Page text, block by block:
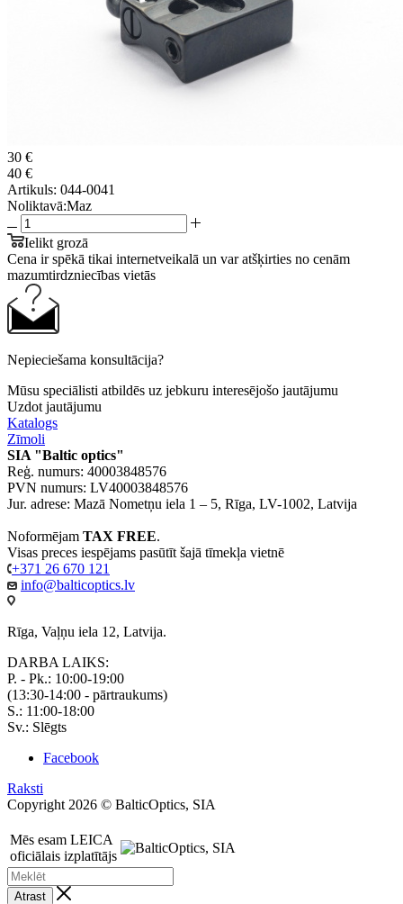
30 €
40 €
Artikuls: 044-0041
Noliktavā:Maz
Ielikt grozā
Cena ir spēkā tikai internetveikalā un var atšķirties no cenām
mazumtirdzniecības vietās
Nepieciešama konsultācija?
Mūsu speciālisti atbildēs uz jebkuru interesējošo jautājumu
Uzdot jautājumu
Katalogs
Zīmoli
SIA "Baltic optics"
Reģ. numurs: 40003848576
PVN numurs: LV40003848576
Jur. adrese: Mazā Nometņu iela 1 – 5, Rīga, LV-1002, Latvija
Noformējam TAX FREE.
Visas preces iespējams pasūtīt šajā tīmekļa vietnē
+371 26 670 121
info@balticoptics.lv
Rīga, Vaļņu iela 12, Latvija.
DARBA LAIKS:
P. - Pk.: 10:00-19:00
(13:30-14:00 - pārtraukums)
S.: 11:00-18:00
Sv.: Slēgts
Facebook
Raksti
Copyright 2026 © BalticOptics, SIA
Mēs esam LEICA
oficiālais izplatītājs
Atrast